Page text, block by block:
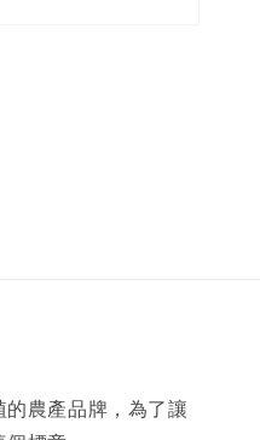
的農產品牌，為了讓